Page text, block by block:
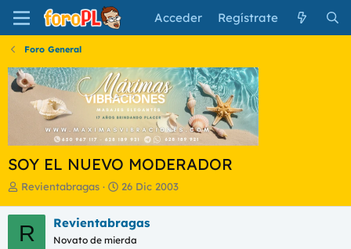
Acceder Regístrate
Foro General
SOY EL NUEVO MODERADOR
I
i
c
i
Revientabragas
F
h
a
26 Dic 2003
R Revientabragas
Novato de mierda